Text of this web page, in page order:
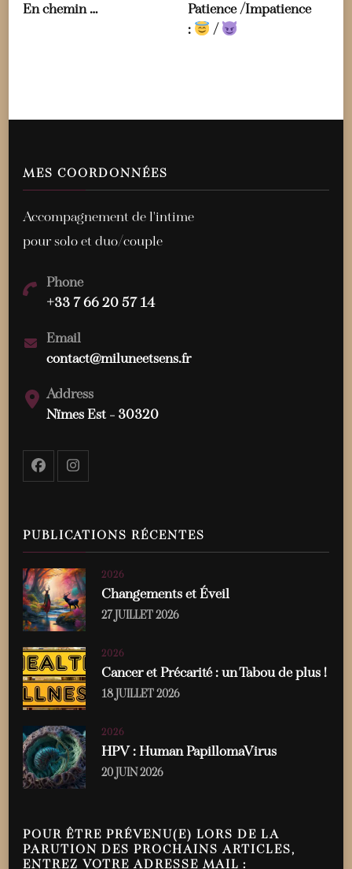
En chemin …
Patience /Impatience
:
/
MES COORDONNÉES
Accompagnement de l'intime
pour solo et duo/couple
Phone
+33 7 66 20 57 14
Email
contact@miluneetsens.fr
Address
Nïmes Est - 30320
PUBLICATIONS RÉCENTES
2026
Changements et Éveil
27 JUILLET 2026
2026
Cancer et Précarité : un Tabou de plus !
18 JUILLET 2026
2026
HPV : Human PapillomaVirus
20 JUIN 2026
POUR ÊTRE PRÉVENU(E) LORS DE LA
PARUTION DES PROCHAINS ARTICLES,
ENTREZ VOTRE ADRESSE MAIL :